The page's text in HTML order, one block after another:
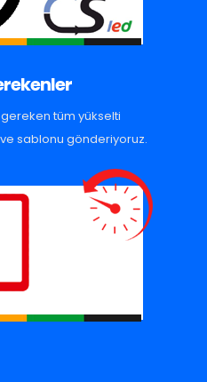
tüm yükselti
sablonu gönderiyoruz.